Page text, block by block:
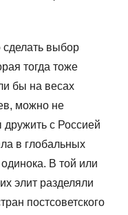
выбор
тогда тоже
бы на весах
можно не
с Россией
в глобальных
В той или
элит разделяли
постсоветского